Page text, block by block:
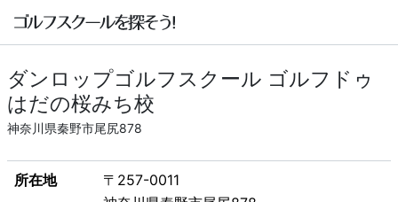
ダンロップゴルフスクール ゴルフドゥ
はだの桜みち校
神奈川県秦野市尾尻878
所在地
〒257-0011